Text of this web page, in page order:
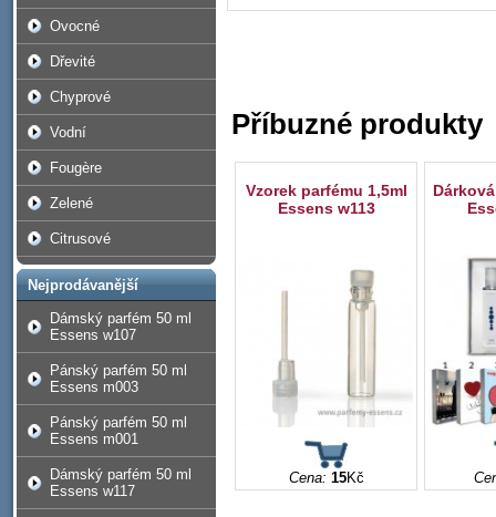
Ovocné
Dřevité
Chyprové
Vodní
Fougère
Zelené
Citrusové
Nejprodávanější
Dámský parfém 50 ml
Essens w107
Pánský parfém 50 ml
Essens m003
Pánský parfém 50 ml
Essens m001
Dámský parfém 50 ml
Essens w117
Příbuzné produkty
Vzorek parfému 1,5ml
Essens w113
Cena: 15Kč